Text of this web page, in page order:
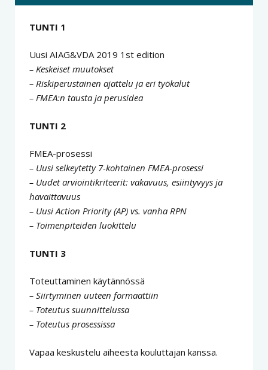
TUNTI 1
Uusi AIAG&VDA 2019 1st edition
– Keskeiset muutokset
– Riskiperustainen ajattelu ja eri työkalut
– FMEA:n tausta ja perusidea
TUNTI 2
FMEA-prosessi
– Uusi selkeytetty 7-kohtainen FMEA-prosessi
– Uudet arviointikriteerit: vakavuus, esiintyvyys ja
havaittavuus
– Uusi Action Priority (AP) vs. vanha RPN
– Toimenpiteiden luokittelu
TUNTI 3
Toteuttaminen käytännössä
– Siirtyminen uuteen formaattiin
– Toteutus suunnittelussa
– Toteutus prosessissa
Vapaa keskustelu aiheesta kouluttajan kanssa.